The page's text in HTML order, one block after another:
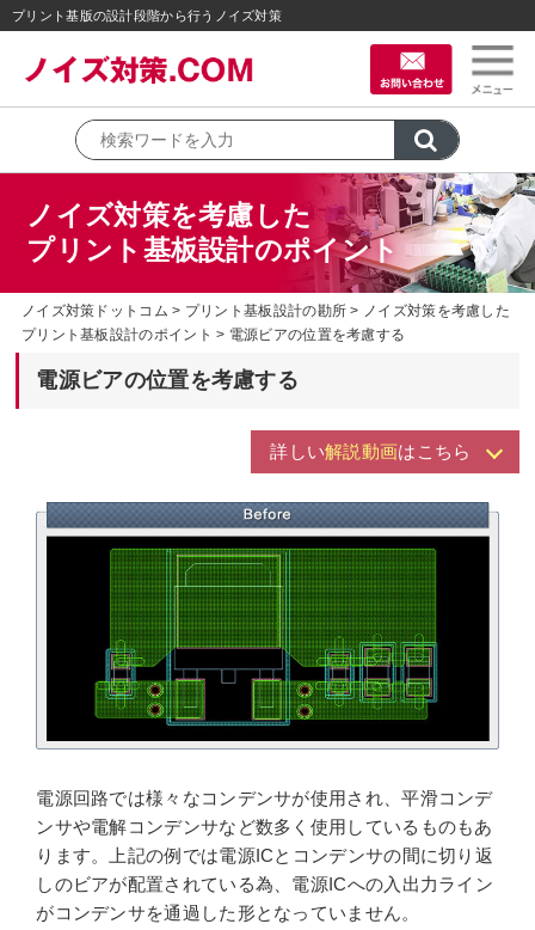
プリント基版の設計段階から行うノイズ対策
ノイズ対策を考慮した
プリント基板設計のポイント
ノイズ対策ドットコム プリント基板設計の勘所
ノイズ対策を考慮した
プリント基板設計のポイント
電源ビアの位置を考慮する
電源ビアの位置を考慮する
詳しい解説動画はこちら
電源回路では様々なコンデンサが使用され、平滑コンデ
ンサや電解コンデンサなど数多く使用しているものもあ
ります。上記の例では電源ICとコンデンサの間に切り返
しのビアが配置されている為、電源ICへの入出力ライン
がコンデンサを通過した形となっていません。